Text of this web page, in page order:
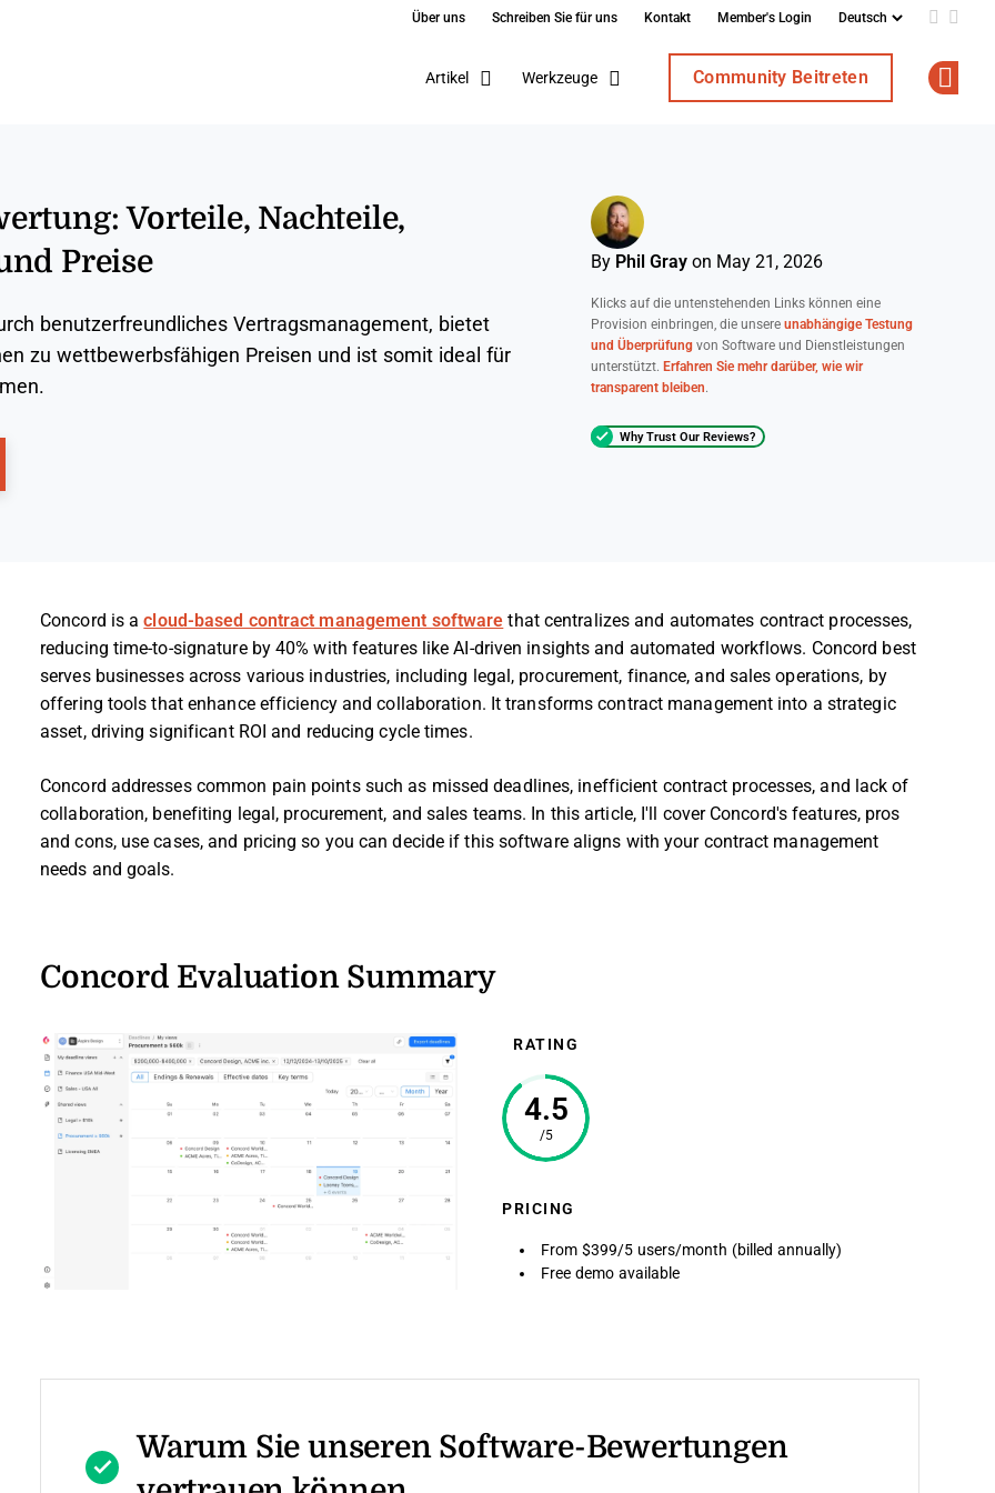
Über uns Schreiben Sie für uns Kontakt Member's Login Add us
Artikel Werkzeuge Community Beitreten
Vorteile, Nachteile,
Preise
benutzerfreundliches Vertragsmanagement, bietet
zu wettbewerbsfähigen Preisen und ist somit ideal für
New Window
By Phil Gray on May 21, 2026
Klicks auf die untenstehenden Links können eine
Provision einbringen, die unsere unabhängige Testung
und Überprüfung von Software und Dienstleistungen
unterstützt. Erfahren Sie mehr darüber, wie wir
transparent bleiben.
Why Trust Our Reviews?
Concord is acloud-based contract management software that centralizes and automates contract processes,
reducing time-to-signature by 40% with features like AI-driven insights and automated workflows. Concord best
serves businesses across various industries, including legal, procurement, finance, and sales operations, by
offering tools that enhance efficiency and collaboration. It transforms contract management into a strategic
asset, driving significant ROI and reducing cycle times.
Concord addresses common pain points such as missed deadlines, inefficient contract processes, and lack of
collaboration, benefiting legal, procurement, and sales teams. In this article, I'll cover Concord's features, pros
and cons, use cases, and pricing so you can decide if this software aligns with your contract management
needs and goals.
Concord Evaluation Summary
RATING
4.5
/5
PRICING
From $399/5 users/month (billed annually)
Free demo available
Warum Sie unseren Software-Bewertungen